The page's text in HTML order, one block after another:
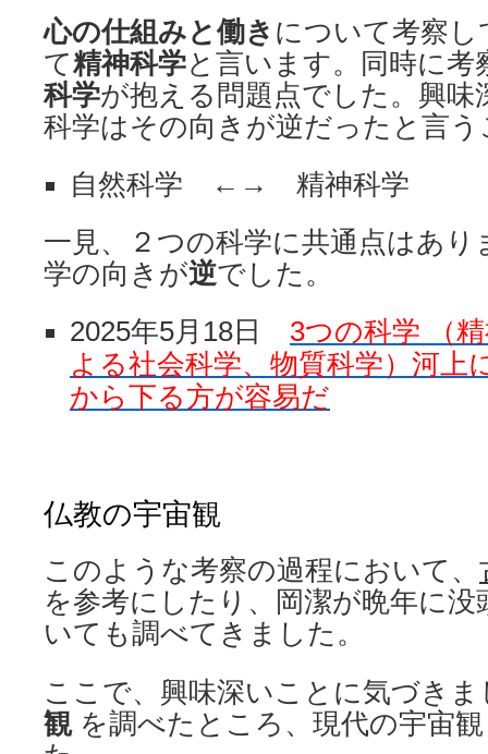
心の仕組みと働き について考察
て精神科学と言います。同時に
科学が抱える問題点でした。興
科学はその向きが逆だったと言
自然科学 ←→ 精神科学
一見、２つの科学に共通点はあ
学の向きが逆でした。
2025年5月18日 3つの科学 （
よる社会科学、物質科学）河上
から下る方が容易だ
仏教の宇宙観
このような考察の過程において、
を参考にしたり、岡潔が晩年に没
いても調べてきました。
ここで、興味深いことに気づきま
観を調べたところ、現代の宇宙